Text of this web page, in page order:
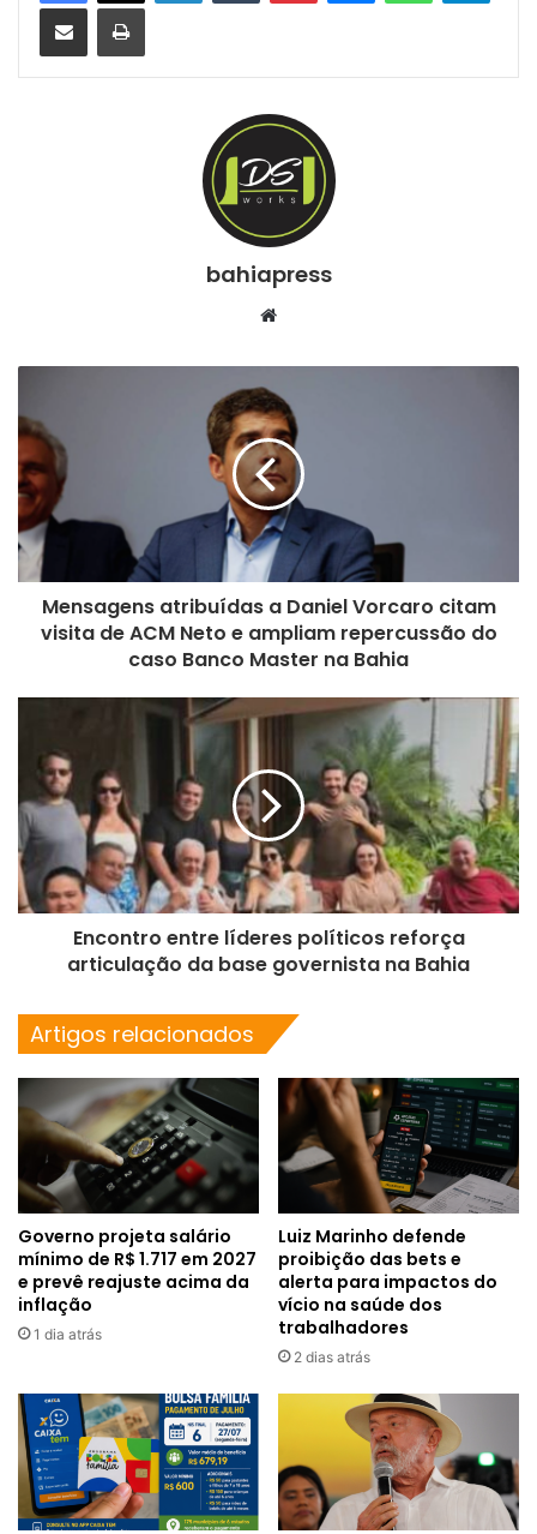
bahiapress
te
Mensagens atribuídas a Daniel Vorcaro citam
visita de ACM Neto e ampliam repercussão do
caso Banco Master na Bahia
Encontro entre líderes políticos reforça
articulação da base governista na Bahia
Artigos relacionados
Governo projeta salário
mínimo de R$ 1.717 em 2027
e prevê reajuste acima da
inflação
1 dia atrás
Luiz Marinho defende
proibição das bets e
alerta para impactos do
vício na saúde dos
trabalhadores
2 dias atrás